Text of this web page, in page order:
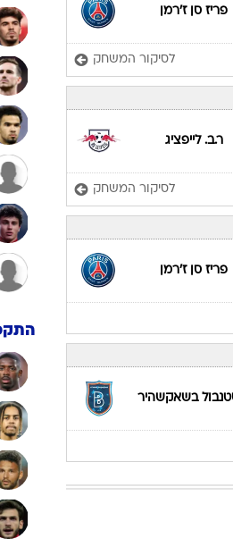
פריז סן ז'רמן
לסיקור המשחק
ר.ב. לייפציג
לסיקור המשחק
פריז סן ז'רמן
בשאקשהיר